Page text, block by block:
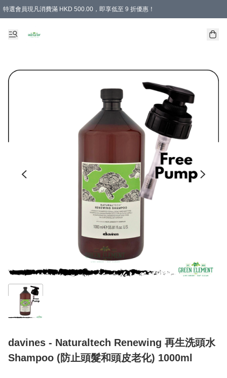
特選會員現凡消費滿 HKD 500.00，即享低至 9 折優惠！
davines - Naturaltech Renewing 再生洗頭水
Shampoo (防止頭髮和頭皮老化) 1000ml